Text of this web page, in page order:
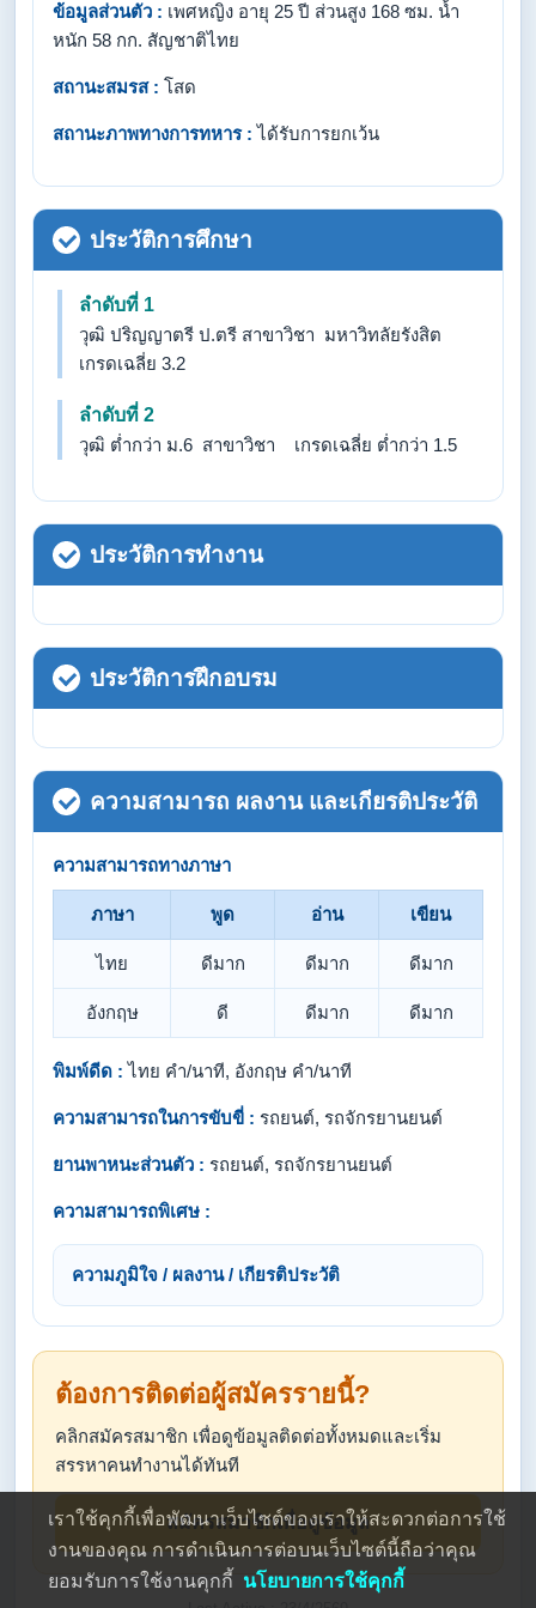
ข้อมูลส่วนตัว : เพศหญิง อายุ 25 ปี ส่วนสูง 168 ซม. น้ำ
หนัก 58 กก. สัญชาติไทย
สถานะสมรส : โสด
สถานะภาพทางการทหาร : ได้รับการยกเว้น
ประวัติการศึกษา
ลำดับที่ 1
วุฒิ ปริญญาตรี ป.ตรี สาขาวิชา มหาวิทลัยรังสิต
เกรดเฉลี่ย 3.2
ลำดับที่ 2
วุฒิ ต่ำกว่า ม.6 สาขาวิชา เกรดเฉลี่ย ต่ำกว่า 1.5
ประวัติการทำงาน
ประวัติการฝึกอบรม
ความสามารถ ผลงาน และเกียรติประวัติ
ความสามารถทางภาษา
ภาษา พูด อ่าน เขียน
ไทย ดีมาก ดีมาก ดีมาก
อังกฤษ ดี ดีมาก ดีมาก
พิมพ์ดีด : ไทย คำ/นาที, อังกฤษ คำ/นาที
ความสามารถในการขับขี่ : รถยนต์, รถจักรยานยนต์
ยานพาหนะส่วนตัว : รถยนต์, รถจักรยานยนต์
ความสามารถพิเศษ :
ความภูมิใจ / ผลงาน / เกียรติประวัติ
ต้องการติดต่อผู้สมัครรายนี้?
คลิกสมัครสมาชิก เพื่อดูข้อมูลติดต่อทั้งหมดและเริ่ม
สรรหาคนทำงานได้ทันที
สมัครสมาชิกเพื่อดูข้อมูล
เราใช้คุกกี้เพื่อพัฒนาเว็บไซต์ของเราให้สะดวกต่อการใช้
งานของคุณ การดำเนินการต่อบนเว็บไซต์นี้ถือว่าคุณ
ยอมรับการใช้งานคุกกี้ นโยบายการใช้คุกกี้